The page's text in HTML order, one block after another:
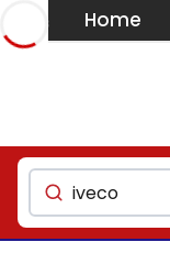
Home